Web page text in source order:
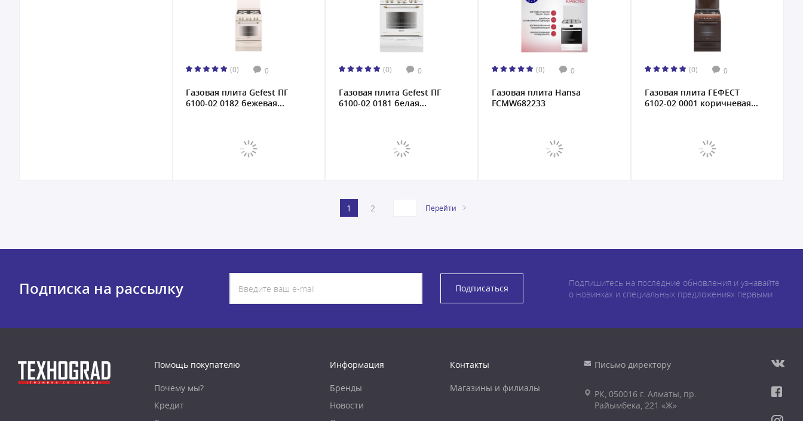
(0) 0
Газовая плита Gefest ПГ
6100-02 0182 бежевая...
(0) 0
Газовая плита Gefest ПГ
6100-02 0181 белая...
(0) 0
Газовая плита Hansa
FCMW682233
(0) 0
Газовая плита ГЕФЕСТ
6102-02 0001 коричневая...
1 2 Перейти
Подписка на рассылку Подписаться
Подпишитесь на последние обновления и узнавайте
о новинках и специальных предложениях первыми
Помощь покупателю
Почему мы?
Кредит
Информация
Бренды
Новости
Контакты
Магазины и филиалы
Письмо директору
РК, 050016 г. Алматы, пр.
Райымбека, 221 «Ж»